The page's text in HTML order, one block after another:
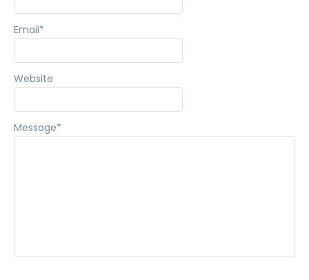
Message*
Email*
Website